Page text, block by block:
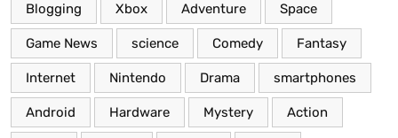
Blogging Xbox Adventure Space
Game News science Comedy Fantasy
Internet Nintendo Drama smartphones
Android Hardware Mystery Action